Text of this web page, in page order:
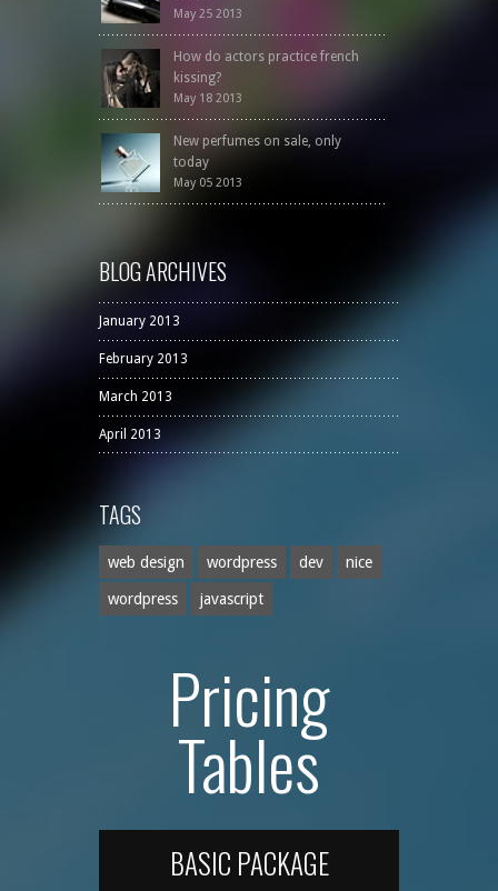
May 25 2013
How do actors practice french
kissing?
May 18 2013
New perfumes on sale, only
today
May 05 2013
BLOG ARCHIVES
January 2013
February 2013
March 2013
April 2013
TAGS
web design wordpress dev nice
wordpress javascript
Pricing
Tables
BASIC PACKAGE